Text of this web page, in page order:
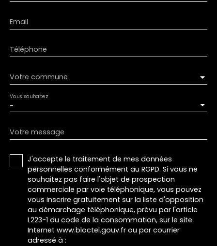
Email
Téléphone
Votre commune
-
Vous souhaitez
Votre message
J'accepte le traitement de mes données
personnelles conformément au RGPD. Si vous ne
souhaitez pas faire l'objet de prospection
commerciale par voie téléphonique, vous pouvez
vous inscrire gratuitement sur la liste d'opposition
au démarchage téléphonique, prévu par l'article
L223-1 du code de la consommation, sur le site
Internet www.bloctel.gouv.fr ou par courrier
adressé à :